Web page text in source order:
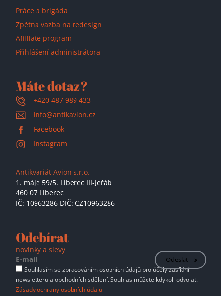
Práce a brigáda
Zpětná vazba na redesign
Affiliate program
Přihlášení administrátora
Máte dotaz?
+420 487 989 433
info@antikavion.cz
Facebook
Instagram
Antikvariát Avion s.r.o.
1. máje 59/5, Liberec III-Jeřáb
460 07 Liberec
IČ: 10963286 DIČ: CZ10963286
Odebírat
novinky a slevy
Odeslat
Souhlasím se zpracováním osobních údajů pro účely zasílání
newsletteru a obchodních sdělení. Souhlas můžete kdykoli odvolat.
Zásady ochrany osobních údajů